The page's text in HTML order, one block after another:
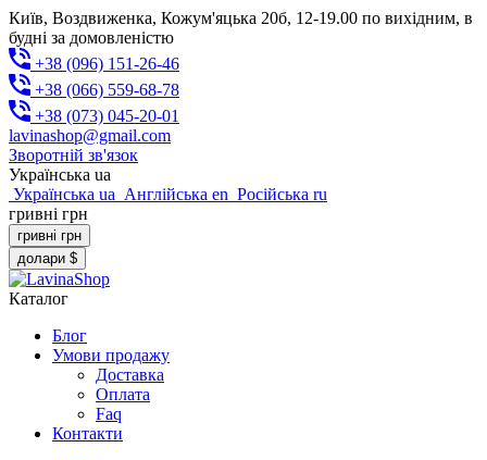
Київ, Воздвиженка, Кожум'яцька 20б, 12-19.00 по вихідним, в
будні за домовленістю
+38 (096) 151-26-46
+38 (066) 559-68-78
+38 (073) 045-20-01
lavinashop@gmail.com
Зворотній зв'язок
Українська ua
Українська ua Англійська en Російська ru
гривні грн
гривні грн
долари $
Каталог
Блог
Умови продажу
Доставка
Оплата
Faq
Контакти